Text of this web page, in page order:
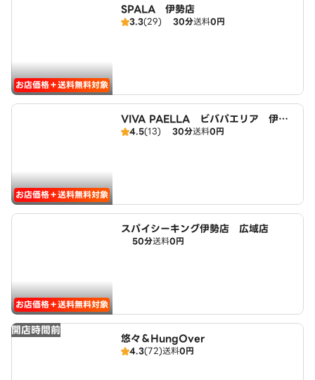
お店価格＋送料無料対象
SPALA 伊勢店
3.3(29) 30分送料0円
お店価格＋送料無料対象
VIVA PAELLA ビバパエリア 伊勢
店4.5(13) 30分送料0円
お店価格＋送料無料対象
スパイシーキング伊勢店 広域店
50分送料0円
開店時間前
悠々＆HungOver
4.3(72)送料0円